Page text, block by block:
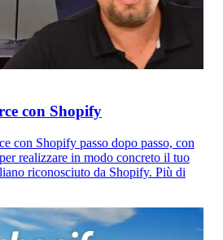
con Shopify
con Shopify passo dopo passo, con
realizzare in modo concreto il tuo
riconosciuto da Shopify. Più di